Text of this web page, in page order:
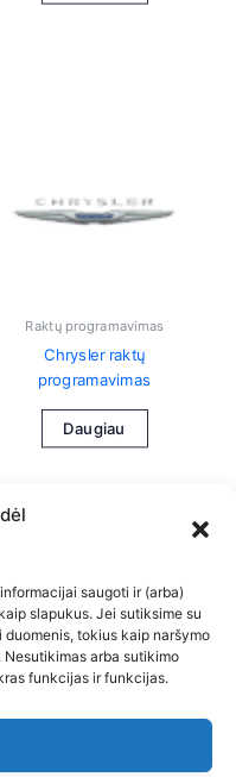
saugoti ir (arba)
slapukus. Jei sutiksime su
tokius kaip naršymo
arba sutikimo
funkcijas ir funkcijas.
Raktų programavimas
Chrysler raktų
programavimas
Daugiau
(ES)